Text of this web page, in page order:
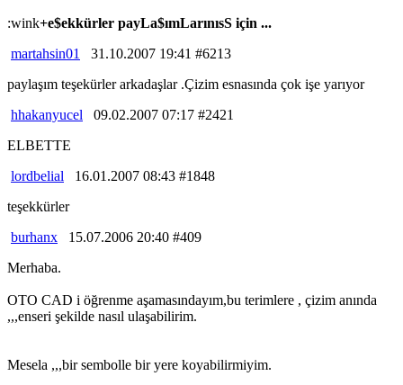
:wink+e$ekkürler payLa$ımLarınısS için ...
martahsin01
31.10.2007 19:41 #6213
paylaşım teşekürler arkadaşlar .Çizim esnasında çok işe yarıyor
hhakanyucel 09.02.2007 07:17 #2421
ELBETTE
lordbelial 16.01.2007 08:43 #1848
teşekkürler
burhanx 15.07.2006 20:40 #409
Merhaba.
OTO CAD i öğrenme aşamasındayım,bu terimlere , çizim anında
,,,enseri şekilde nasıl ulaşabilirim.
Mesela ,,,bir sembolle bir yere koyabilirmiyim.